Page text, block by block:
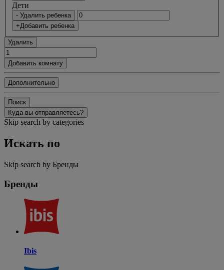
Дети
- Удалить ребенка
+Добавить ребенка
Удалить
Добавить комнату
Дополнительно
Поиск
Куда вы отправляетесь?
Skip search by categories
Искать по
Skip search by Бренды
Бренды
Ibis